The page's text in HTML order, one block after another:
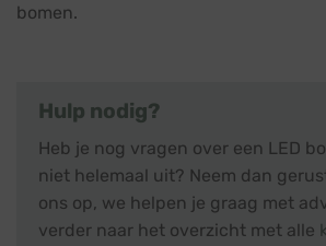
bomen.
Hulp nodig?
Heb je nog vragen over een LED
niet helemaal uit? Neem dan
ons op, we helpen je graag met
verder naar het overzicht met alle